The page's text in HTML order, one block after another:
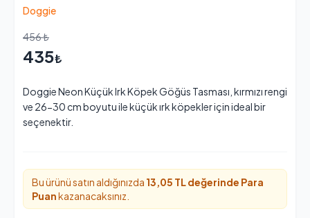
Doggie
456 ₺
435₺
Doggie Neon Küçük Irk Köpek Göğüs Tasması, kırmızı rengi
ve 26-30 cm boyutu ile küçük ırk köpekler için ideal bir
seçenektir.
Bu ürünü satın aldığınızda 13,05 TL değerinde Para
Puankazanacaksınız.